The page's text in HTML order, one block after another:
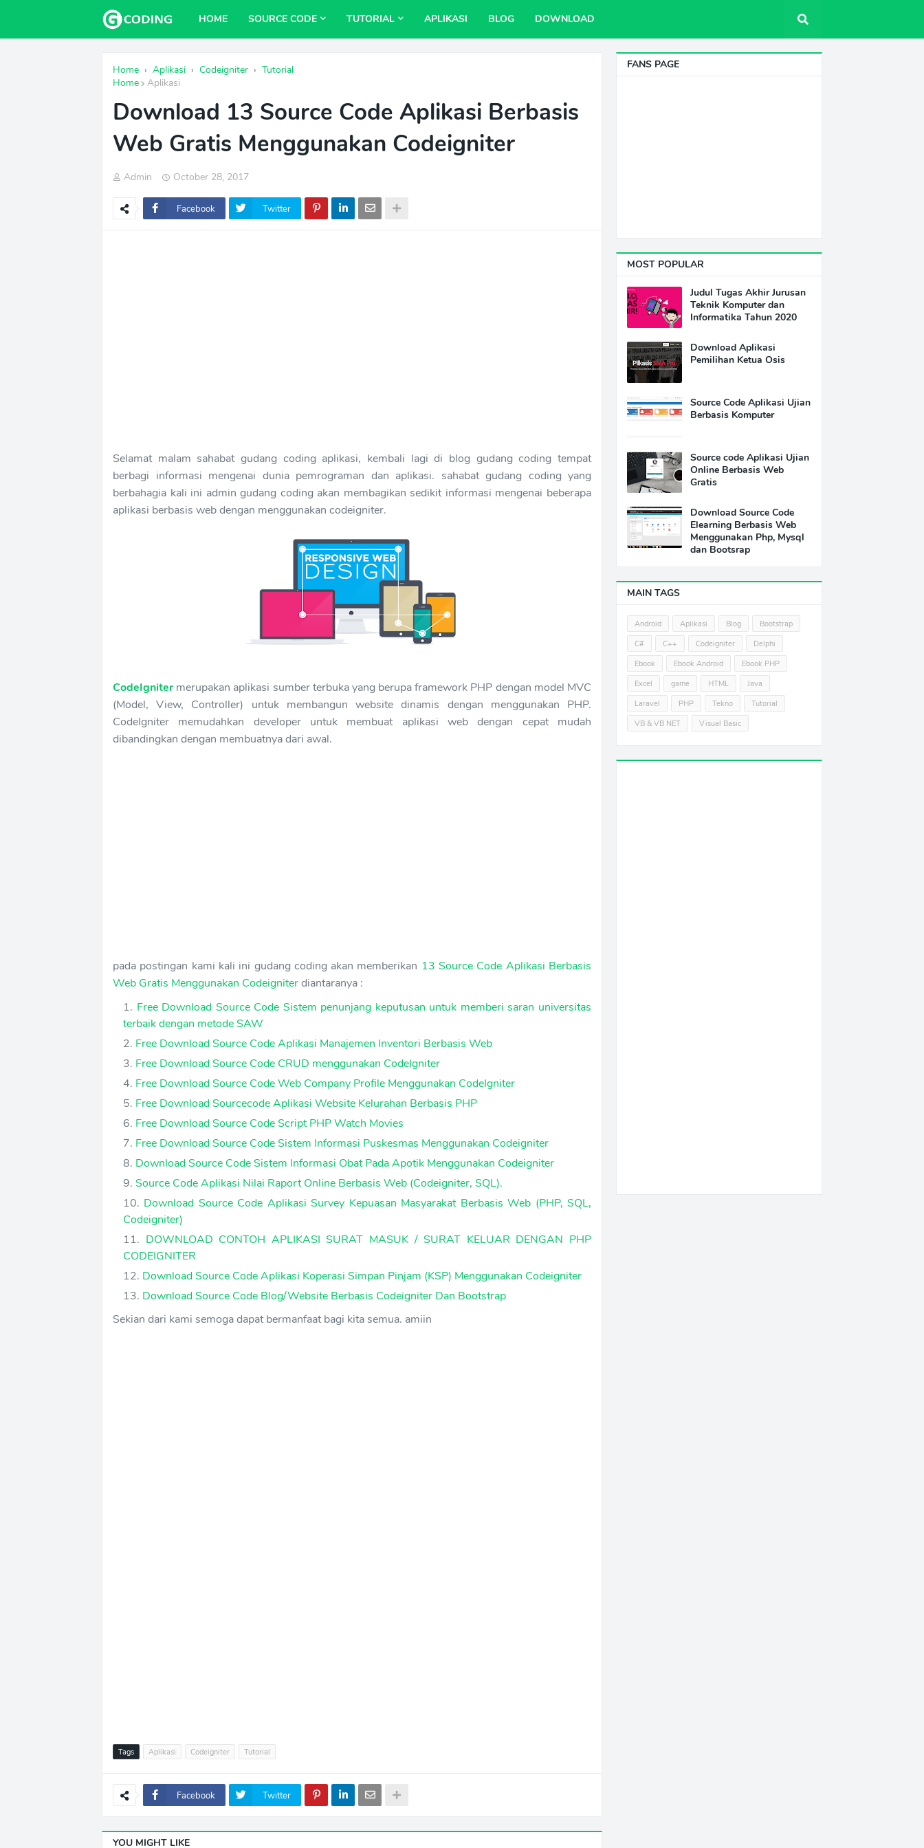
HOME SOURCE CODE TUTORIAL APLIKASI BLOG DOWNLOAD
Home › Aplikasi › Codeigniter › Tutorial
Home
Aplikasi
Download 13 Source Code Aplikasi Berbasis
Web Gratis Menggunakan Codeigniter
Admin October 28, 2017
Facebook Twitter
Selamat malam sahabat gudang coding aplikasi, kembali lagi di blog gudang coding tempat
berbagi informasi mengenai dunia pemrograman dan aplikasi. sahabat gudang coding yang
berbahagia kali ini admin gudang coding akan membagikan sedikit informasi mengenai beberapa
aplikasi berbasis web dengan menggunakan codeigniter.
CodeIgnitermerupakan aplikasi sumber terbuka yang berupa framework PHP dengan model MVC
(Model, View, Controller) untuk membangun website dinamis dengan menggunakan PHP.
CodeIgniter memudahkan developer untuk membuat aplikasi web dengan cepat mudah
dibandingkan dengan membuatnya dari awal.
pada postingan kami kali ini gudang coding akan memberikan 13 Source Code Aplikasi Berbasis
Web Gratis Menggunakan Codeigniterdiantaranya :
Free Download Source Code Sistem penunjang keputusan untuk memberi saran universitas
terbaik dengan metode SAW
Free Download Source Code Aplikasi Manajemen Inventori Berbasis Web
Free Download Source Code CRUD menggunakan CodeIgniter
Free Download Source Code Web Company Profile Menggunakan CodeIgniter
Free Download Sourcecode Aplikasi Website Kelurahan Berbasis PHP
Free Download Source Code Script PHP Watch Movies
Free Download Source Code Sistem Informasi Puskesmas Menggunakan Codeigniter
Download Source Code Sistem Informasi Obat Pada Apotik Menggunakan Codeigniter
Source Code Aplikasi Nilai Raport Online Berbasis Web (Codeigniter, SQL).
Download Source Code Aplikasi Survey Kepuasan Masyarakat Berbasis Web (PHP, SQL,
Codeigniter)
DOWNLOAD CONTOH APLIKASI SURAT MASUK / SURAT KELUAR DENGAN PHP
CODEIGNITER
Download Source Code Aplikasi Koperasi Simpan Pinjam (KSP) Menggunakan Codeigniter
Download Source Code Blog/Website Berbasis Codeigniter Dan Bootstrap
Sekian dari kami semoga dapat bermanfaat bagi kita semua. amiin
Tags Aplikasi Codeigniter Tutorial
Facebook Twitter
YOU MIGHT LIKE
FANS PAGE
MOST POPULAR
Judul Tugas Akhir Jurusan
Teknik Komputer dan
Informatika Tahun 2020
Download Aplikasi
Pemilihan Ketua Osis
Source Code Aplikasi Ujian
Berbasis Komputer
Source code Aplikasi Ujian
Online Berbasis Web
Gratis
Download Source Code
Elearning Berbasis Web
Menggunakan Php, Mysql
dan Bootsrap
MAIN TAGS
Android Aplikasi Blog
Bootstrap
C#
C++ Codeigniter
Delphi
Ebook
Ebook Android
Ebook PHP
Excel
game HTML
Java
Laravel
PHP Tekno
Tutorial
VB & VB NET
Visual Basic